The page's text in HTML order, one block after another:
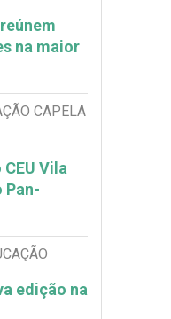
na maior
CAPELA
Vila
Pan-
edição na